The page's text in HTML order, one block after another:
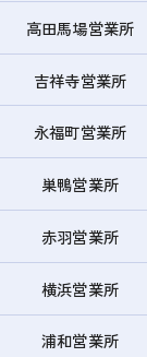
高田馬場営業所
吉祥寺営業所
永福町営業所
巣鴨営業所
赤羽営業所
横浜営業所
浦和営業所